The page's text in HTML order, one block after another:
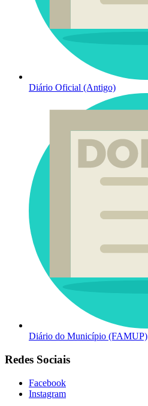
Diário Oficial (Antigo)
Diário do Município (FAMUP)
Redes Sociais
Facebook
Instagram